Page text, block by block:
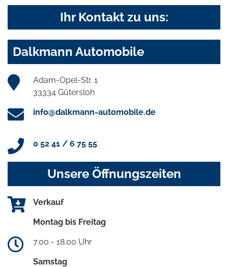
Ihr Kontakt zu uns:
Dalkmann Automobile
Adam-Opel-Str. 1
33334 Gütersloh
info@dalkmann-automobile.de
0 52 41 / 6 75 55
Unsere Öffnungszeiten
Verkauf
Montag bis Freitag
7.00 - 18.00 Uhr
Samstag